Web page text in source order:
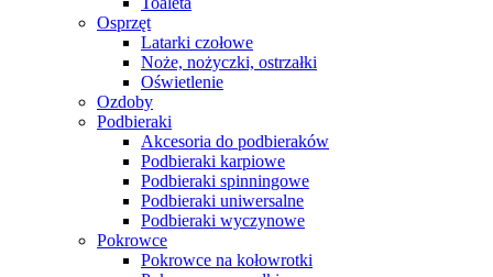
Osprzęt
Latarki czołowe
Noże, nożyczki, ostrzałki
Oświetlenie
Ozdoby
Podbieraki
Akcesoria do podbieraków
Podbieraki karpiowe
Podbieraki spinningowe
Podbieraki uniwersalne
Podbieraki wyczynowe
Pokrowce
Pokrowce na kołowrotki